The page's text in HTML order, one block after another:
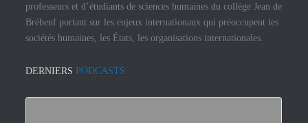
professeurs et d’étudiants de sciences humaines du collège Jean de
Brébeuf portant sur les enjeux internationaux qui préoccupent les
sociétés humaines, les États, les organisations internationales.
DERNIERS PODCASTS